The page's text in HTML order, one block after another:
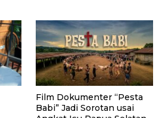
Film Dokumenter “Pesta
Babi” Jadi Sorotan usai